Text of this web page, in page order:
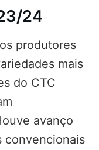
24
produtores
mais
do CTC
avanço
convencionais